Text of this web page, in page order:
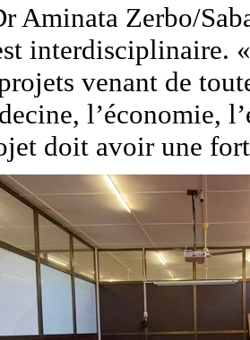
Aminata Zerbo/
interdisciplinaire.
venant de
l’économie,
doit avoir une